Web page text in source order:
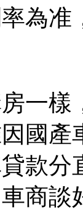
為准
樣
國產
分
商談